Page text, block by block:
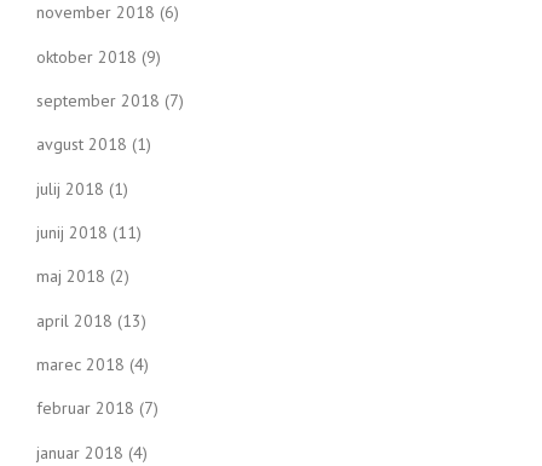
november 2018 (6)
oktober 2018 (9)
september 2018 (7)
avgust 2018 (1)
julij 2018 (1)
junij 2018 (11)
maj 2018 (2)
april 2018 (13)
marec 2018 (4)
februar 2018 (7)
januar 2018 (4)